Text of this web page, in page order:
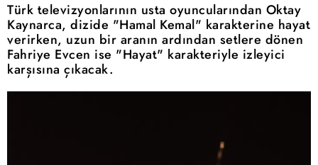
Türk televizyonlarının usta oyuncularından Oktay
Kaynarca, dizide "Hamal Kemal" karakterine hayat
verirken, uzun bir aranın ardından setlere dönen
Fahriye Evcen ise "Hayat" karakteriyle izleyici
karşısına çıkacak.